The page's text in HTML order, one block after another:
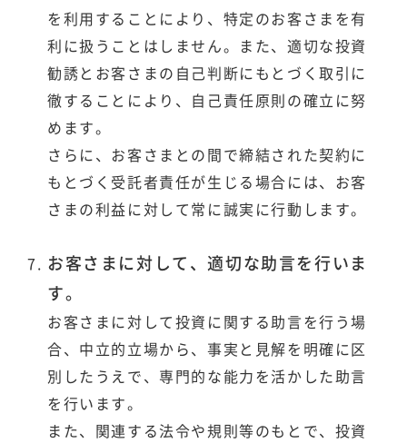
を利用することにより、特定のお客さまを有
利に扱うことはしません。また、適切な投資
勧誘とお客さまの自己判断にもとづく取引に
徹することにより、自己責任原則の確立に努
めます。
さらに、お客さまとの間で締結された契約に
もとづく受託者責任が生じる場合には、お客
さまの利益に対して常に誠実に行動します。
お客さまに対して、適切な助言を行いま
す。
お客さまに対して投資に関する助言を行う場
合、中立的立場から、事実と見解を明確に区
別したうえで、専門的な能力を活かした助言
を行います。
また、関連する法令や規則等のもとで、投資